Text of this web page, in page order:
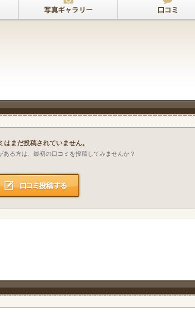
はまだ投稿されていません。
ある方は、最初の口コミを投稿してみませんか？